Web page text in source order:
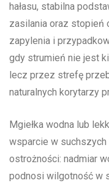
hałasu, stabilna
zasilania oraz stopień
zapylenia i
gdy strumień nie jest
lecz przez strefę
naturalnych korytarzy
Mgiełka wodna lub
wsparcie w suchszych
ostrożności: nadmiar
podnosi wilgotność w